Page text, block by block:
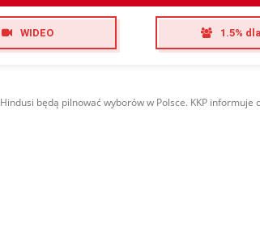
WIDEO 1.5%
Hindusi będą pilnować wyborów w Polsce. KKP